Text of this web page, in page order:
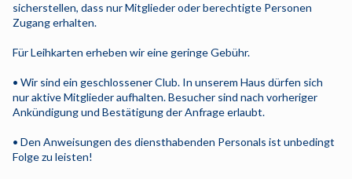
sicherstellen, dass nur Mitglieder oder berechtigte Personen
Zugang erhalten.
Für Leihkarten erheben wir eine geringe Gebühr.
• Wir sind ein geschlossener Club. In unserem Haus dürfen sich
nur aktive Mitglieder aufhalten. Besucher sind nach vorheriger
Ankündigung und Bestätigung der Anfrage erlaubt.
• Den Anweisungen des diensthabenden Personals ist unbedingt
Folge zu leisten!